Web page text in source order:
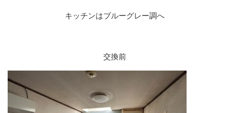
キッチンはブルーグレー調へ
交換前